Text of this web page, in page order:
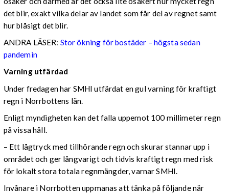
det blir, exakt vilka delar av landet som får del av regnet samt
hur blåsigt det blir.
ANDRA LÄSER: Stor ökning för bostäder – högsta sedan
pandemin
Varning utfärdad
Under fredagen har SMHI utfärdat en gul varning för kraftigt
regn i Norrbottens län.
Enligt myndigheten kan det falla uppemot 100 millimeter regn
på vissa håll.
– Ett lågtryck med tillhörande regn och skurar stannar upp i
området och ger långvarigt och tidvis kraftigt regn med risk
för lokalt stora totala regnmängder, varnar SMHI.
Invånare i Norrbotten uppmanas att tänka på följande när